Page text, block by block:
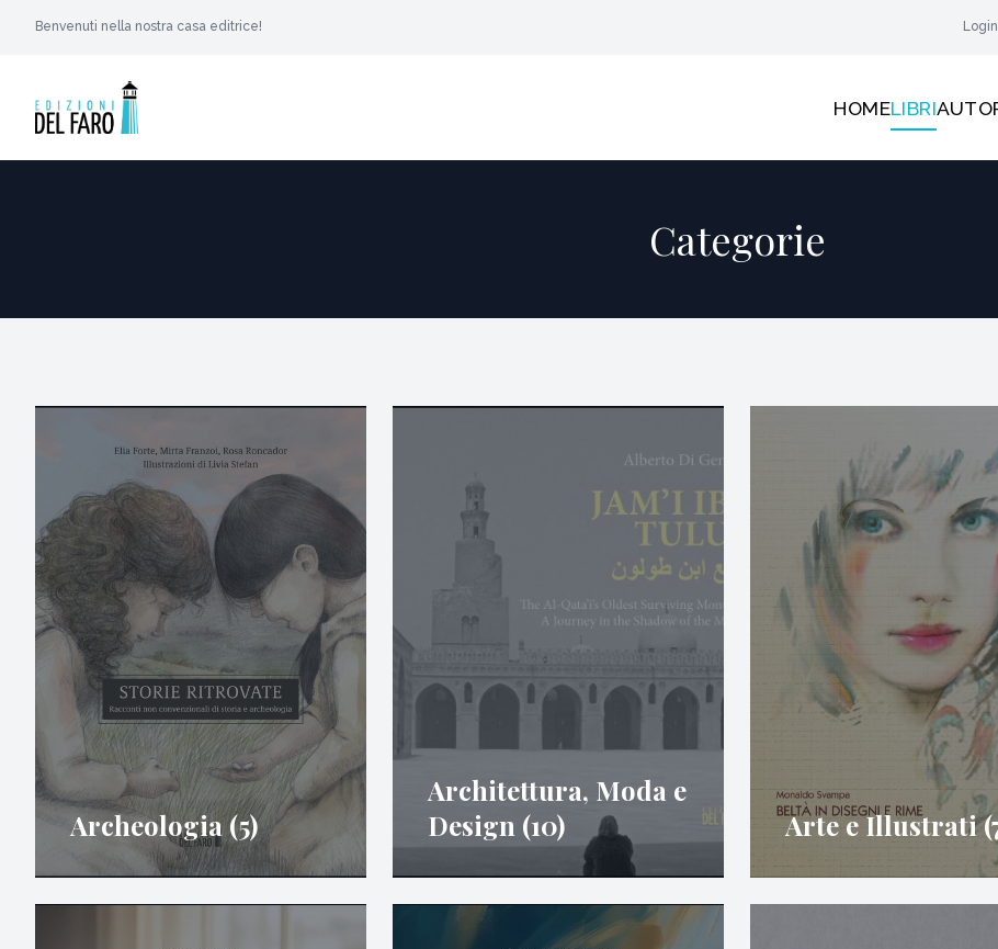
Benvenuti nella nostra casa editrice! Login
HOMELIBRI
Categorie
Archeologia (5)
Architettura, Moda e
Design (10)
Arte e Illustrati